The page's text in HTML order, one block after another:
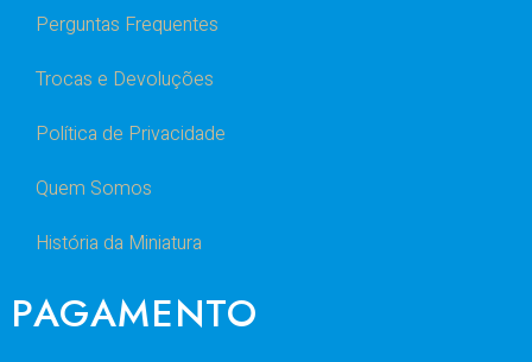
Perguntas Frequentes
Trocas e Devoluções
Política de Privacidade
Quem Somos
História da Miniatura
PAGAMENTO